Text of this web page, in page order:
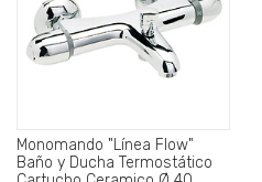
Monomando "Línea Flow"
Baño y Ducha Termostático